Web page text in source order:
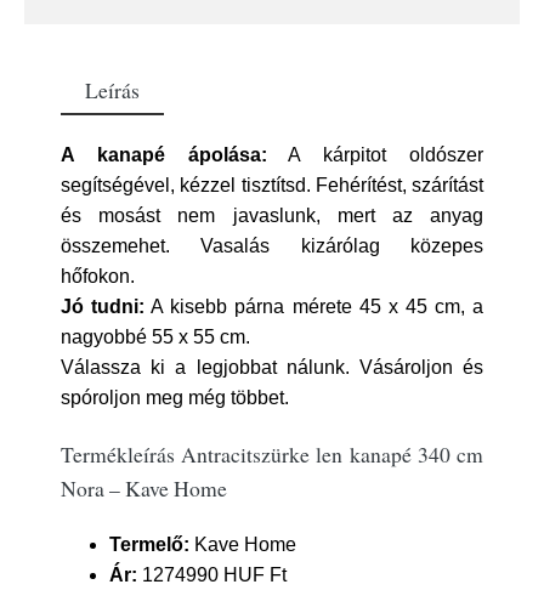
Leírás
A kanapé ápolása: A kárpitot oldószer
segítségével, kézzel tisztítsd. Fehérítést, szárítást
és mosást nem javaslunk, mert az anyag
összemehet. Vasalás kizárólag közepes
hőfokon.
Jó tudni: A kisebb párna mérete 45 x 45 cm, a
nagyobbé 55 x 55 cm.
Válassza ki a legjobbat nálunk. Vásároljon és
spóroljon meg még többet.
Termékleírás Antracitszürke len kanapé 340 cm
Nora – Kave Home
Termelő: Kave Home
Ár: 1274990 HUF Ft